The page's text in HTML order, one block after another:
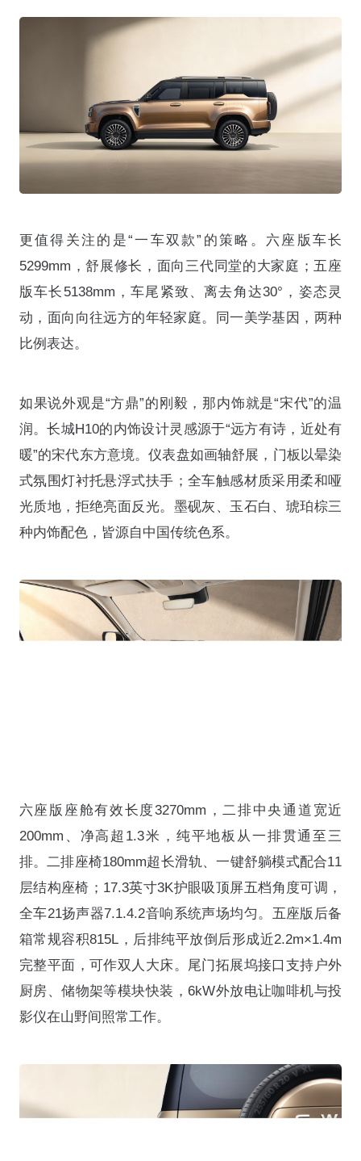
更值得关注的是“一车双款”的策略 。六座版车长
5299mm，舒展修长，面向三代同堂的大家庭；五座
版车长5138mm，车尾紧致、离去角达30°，姿态灵
动，面向向往远方的年轻家庭。同一美学基因，两种
比例表达。
如果说外观是“方鼎”的刚毅，那内饰就是“宋代”的温
润。长城H10的内饰设计灵感源于“远方有诗，近处有
暖”的宋代东方意境。仪表盘如画轴舒展，门板以晕染
式氛围灯衬托悬浮式扶手 ；全车触感材质采用柔和哑
光质地，拒绝亮面反光。墨砚灰、玉石白、琥珀棕三
种内饰配色，皆源自中国传统色系。
六座版座舱有效长度3270mm，二排中央通道宽近
200mm、净高超1.3米，纯平地板从一排贯通至三
排。二排座椅180mm超长滑轨、一键舒躺模式配合11
层结构座椅 ；17.3英寸3K护眼吸顶屏五档角度可调，
全车21扬声器7.1.4.2音响系统声场均匀。五座版后备
箱常规容积815L，后排纯平放倒后形成近2.2m×1.4m
完整平面，可作双人大床。尾门拓展坞接口支持户外
厨房、储物架等模块快装，6kW外放电让咖啡机与投
影仪在山野间照常工作。